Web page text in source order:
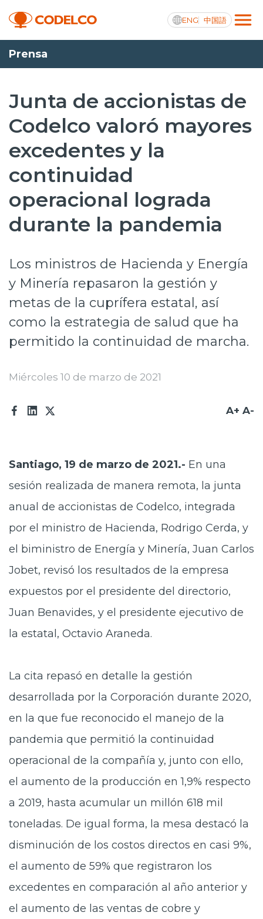
ENG 中国語
Transparencia activa
Nosotros
Operaciones
Proyectos
Sustentabilidad
Innovación
Prensa
Trabaja en Codelco
Transparencia activa
Proveedores
Prensa
Junta de accionistas de
Codelco valoró mayores
excedentes y la
continuidad
operacional lograda
durante la pandemia
Los ministros de Hacienda y Energía
y Minería repasaron la gestión y
metas de la cuprífera estatal, así
como la estrategia de salud que ha
permitido la continuidad de marcha.
Miércoles 10 de marzo de 2021
A+ A-
Santiago, 19 de marzo de 2021.- En una
sesión realizada de manera remota, la junta
anual de accionistas de Codelco, integrada
por el ministro de Hacienda, Rodrigo Cerda, y
el biministro de Energía y Minería, Juan Carlos
Jobet, revisó los resultados de la empresa
expuestos por el presidente del directorio,
Juan Benavides, y el presidente ejecutivo de
la estatal, Octavio Araneda.
La cita repasó en detalle la gestión
desarrollada por la Corporación durante 2020,
en la que fue reconocido el manejo de la
pandemia que permitió la continuidad
operacional de la compañía y, junto con ello,
el aumento de la producción en 1,9% respecto
a 2019, hasta acumular un millón 618 mil
toneladas. De igual forma, la mesa destacó la
disminución de los costos directos en casi 9%,
el aumento de 59% que registraron los
excedentes en comparación al año anterior y
el aumento de las ventas de cobre y